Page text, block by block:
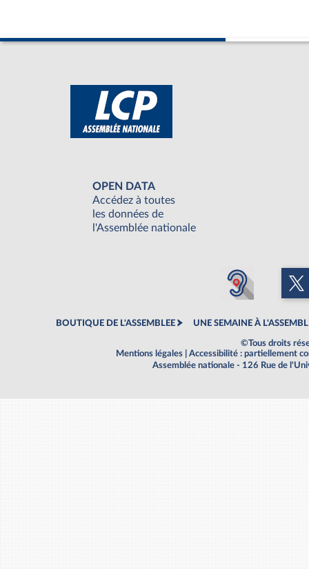
OPEN DATA
Accédez à toutes
les données de
l'Assemblée nationale
BOUTIQUE DE L'ASSEMBLEE UNE SEMAINE À
©Tous droits
Mentions légales
Accessibilité : partiellement
Assemblée nationale - 126 Rue de